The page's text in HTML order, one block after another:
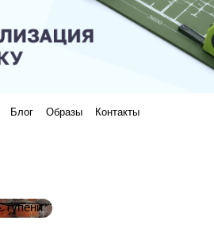
Блог Образы Контакты